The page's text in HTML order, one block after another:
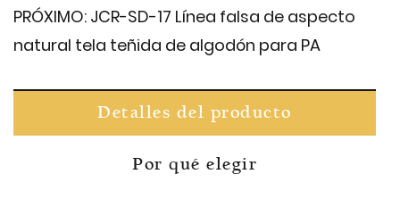
PRÓXIMO: JCR-SD-17 Línea falsa de aspecto
natural tela teñida de algodón para PA
Detalles del producto
Por qué elegir